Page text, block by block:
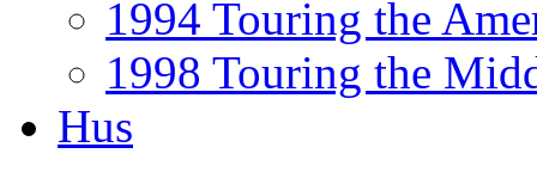
1994 Touring the
1998 Touring the
Hus